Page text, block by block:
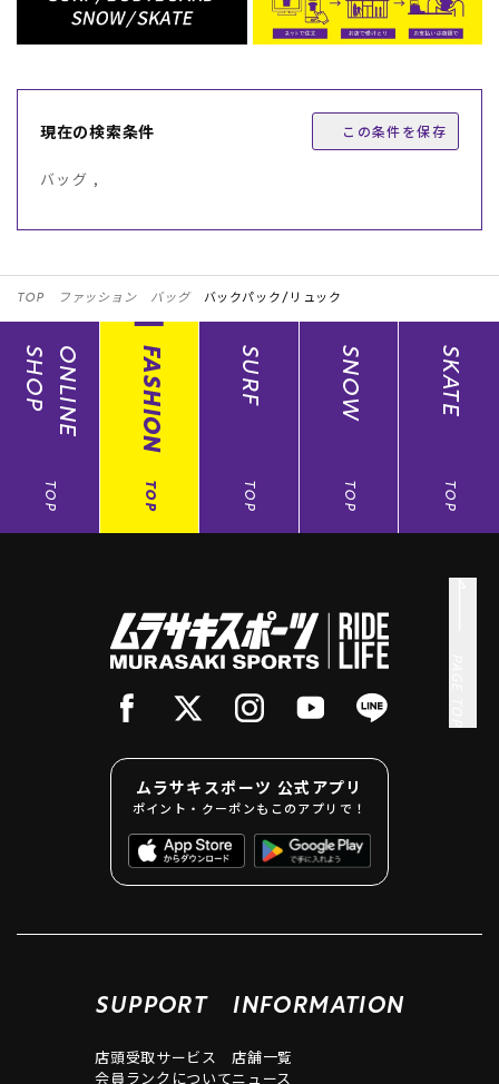
現在の検索条件 この条件を保存
バッグ ,
TOP ファッション バッグ バックパック/リュック
ONLINE
SHOP
TOP
FASHION
TOP
SURF
TOP
SNOW
TOP
SKATE
TOP
ムラサキスポーツ 公式アプリ
ポイント・クーポンもこのアプリで！
SUPPORT
店頭受取サービス
会員ランクについて
INFORMATION
店舗一覧
ニュース